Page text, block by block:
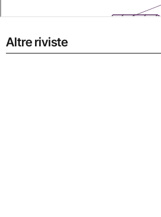
Altre riviste